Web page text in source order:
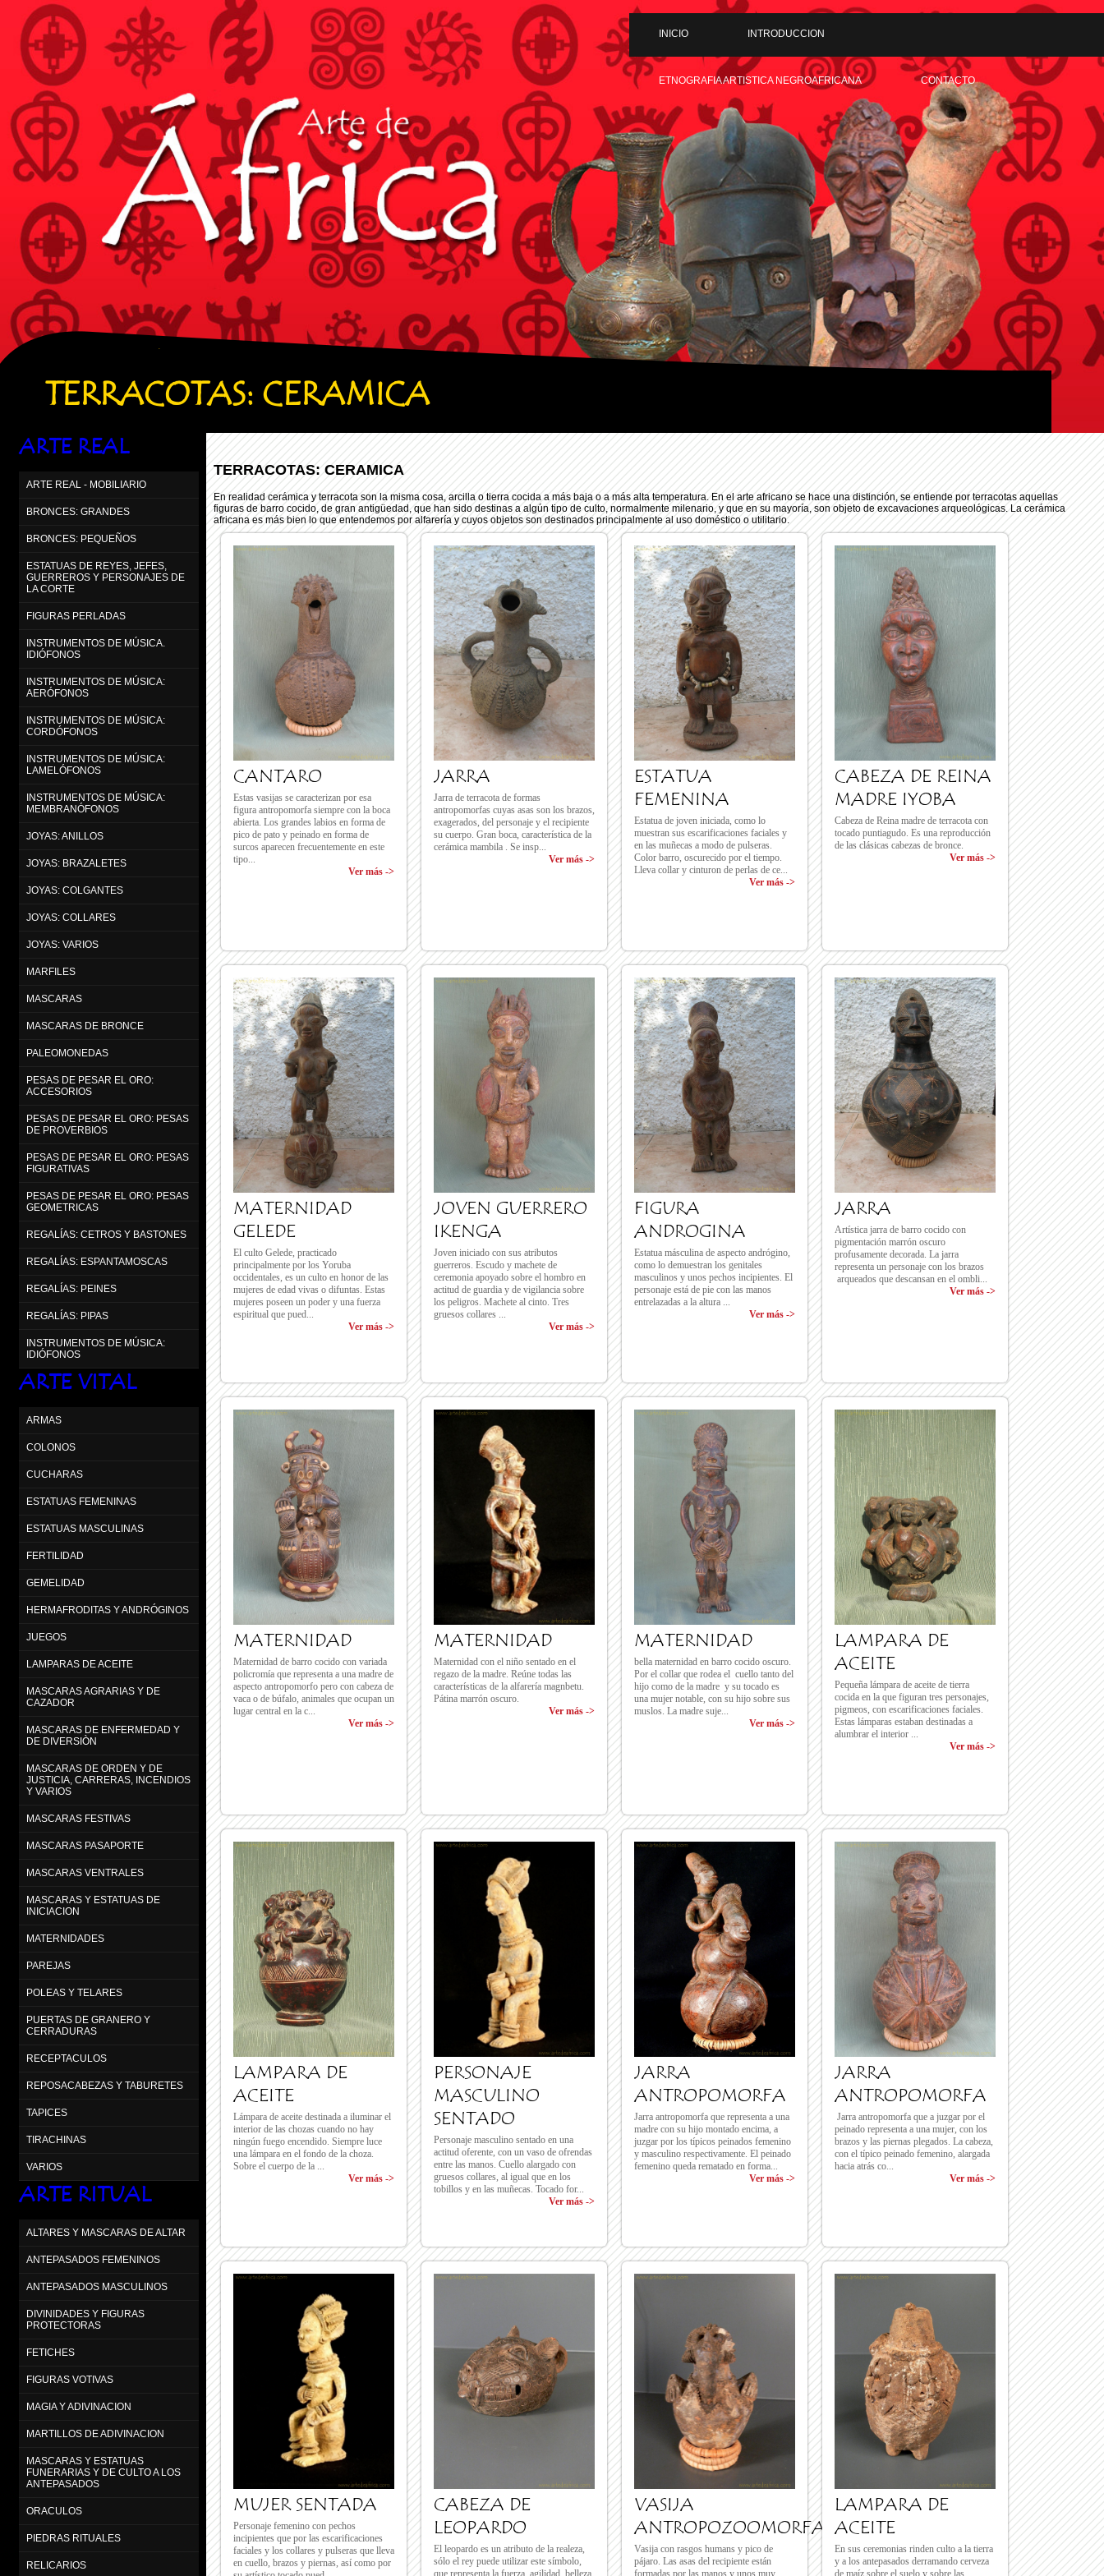
INICIO INTRODUCCION
ETNOGRAFIA ARTISTICA NEGROAFRICANA CONTACTO
TERRACOTAS: CERAMICA
TERRACOTAS: CERAMICA
En realidad cerámica y terracota son la misma cosa, arcilla o tierra cocida a más baja o a más alta temperatura. En el arte africano se hace una distinción, se entiende por terracotas aquellas
figuras de barro cocido, de gran antigüedad, que han sido destinas a algún tipo de culto, normalmente milenario, y que en su mayoría, son objeto de excavaciones arqueológicas. La cerámica
africana es más bien lo que entendemos por alfarería y cuyos objetos son destinados principalmente al uso doméstico o utilitario.
CANTARO
Estas vasijas se caracterizan por esa
figura antropomorfa siempre con la boca
abierta. Los grandes labios en forma de
pico de pato y peinado en forma de
surcos aparecen frecuentemente en este
tipo...
Ver más ->
JARRA
Jarra de terracota de formas
antropomorfas cuyas asas son los brazos,
exagerados, del personaje y el recipiente
su cuerpo. Gran boca, característica de la
cerámica mambila . Se insp...
Ver más ->
ESTATUA
FEMENINA
Estatua de joven iniciada, como lo
muestran sus escarificaciones faciales y
en las muñecas a modo de pulseras.
Color barro, oscurecido por el tiempo.
Lleva collar y cinturon de perlas de ce...
Ver más ->
CABEZA DE REINA
MADRE IYOBA
Cabeza de Reina madre de terracota con
tocado puntiagudo. Es una reproducción
de las clásicas cabezas de bronce.
Ver más ->
MATERNIDAD
GELEDE
El culto Gelede, practicado
principalmente por los Yoruba
occidentales, es un culto en honor de las
mujeres de edad vivas o difuntas. Estas
mujeres poseen un poder y una fuerza
espiritual que pued...
Ver más ->
JOVEN GUERRERO
IKENGA
Joven iniciado con sus atributos
guerreros. Escudo y machete de
ceremonia apoyado sobre el hombro en
actitud de guardia y de vigilancia sobre
los peligros. Machete al cinto. Tres
gruesos collares ...
Ver más ->
FIGURA
ANDROGINA
Estatua másculina de aspecto andrógino,
como lo demuestran los genitales
masculinos y unos pechos incipientes. El
personaje está de pie con las manos
entrelazadas a la altura ...
Ver más ->
JARRA
Artística jarra de barro cocido con
pigmentación marrón oscuro
profusamente decorada. La jarra
representa un personaje con los brazos
arqueados que descansan en el ombli...
Ver más ->
MATERNIDAD
Maternidad de barro cocido con variada
policromía que representa a una madre de
aspecto antropomorfo pero con cabeza de
vaca o de búfalo, animales que ocupan un
lugar central en la c...
Ver más ->
MATERNIDAD
Maternidad con el niño sentado en el
regazo de la madre. Reúne todas las
características de la alfarería magnbetu.
Pátina marrón oscuro.
Ver más ->
MATERNIDAD
bella maternidad en barro cocido oscuro.
Por el collar que rodea el cuello tanto del
hijo como de la madre y su tocado es
una mujer notable, con su hijo sobre sus
muslos. La madre suje...
Ver más ->
LAMPARA DE
ACEITE
Pequeña lámpara de aceite de tierra
cocida en la que figuran tres personajes,
pigmeos, con escarificaciones faciales.
Estas lámparas estaban destinadas a
alumbrar el interior ...
Ver más ->
LAMPARA DE
ACEITE
Lámpara de aceite destinada a iluminar el
interior de las chozas cuando no hay
ningún fuego encendido. Siempre luce
una lámpara en el fondo de la choza.
Sobre el cuerpo de la ...
Ver más ->
PERSONAJE
MASCULINO
SENTADO
Personaje masculino sentado en una
actitud oferente, con un vaso de ofrendas
entre las manos. Cuello alargado con
gruesos collares, al igual que en los
tobillos y en las muñecas. Tocado for...
Ver más ->
JARRA
ANTROPOMORFA
Jarra antropomorfa que representa a una
madre con su hijo montado encima, a
juzgar por los típicos peinados femenino
y masculino respectivamente. El peinado
femenino queda rematado en forma...
Ver más ->
JARRA
ANTROPOMORFA
Jarra antropomorfa que a juzgar por el
peinado representa a una mujer, con los
brazos y las piernas plegados. La cabeza,
con el típico peinado femenino, alargada
hacia atrás co...
Ver más ->
MUJER SENTADA
Personaje femenino con pechos
incipientes que por las escarificaciones
faciales y los collares y pulseras que lleva
en cuello, brazos y piernas, así como por
CABEZA DE
LEOPARDO
El leopardo es un atributo de la realeza,
sólo el rey puede utilizar este símbolo,
que representa la fuerza, agilidad, belleza
VASIJA
ANTROPOZOOMORFA
Vasija con rasgos humans y pico de
pájaro. Las asas del recipiente están
formadas por las manos y unos muy
LAMPARA DE
ACEITE
En sus ceremonias rinden culto a la tierra
y a los antepasados derramando cerveza
de maíz sobre el suelo y sobre las
ARTE REAL
ARTE REAL - MOBILIARIO
BRONCES: GRANDES
BRONCES: PEQUEÑOS
ESTATUAS DE REYES, JEFES,
GUERREROS Y PERSONAJES DE
LA CORTE
FIGURAS PERLADAS
INSTRUMENTOS DE MÚSICA.
IDIÓFONOS
INSTRUMENTOS DE MÚSICA:
AERÓFONOS
INSTRUMENTOS DE MÚSICA:
CORDÓFONOS
INSTRUMENTOS DE MÚSICA:
LAMELÓFONOS
INSTRUMENTOS DE MÚSICA:
MEMBRANÓFONOS
JOYAS: ANILLOS
JOYAS: BRAZALETES
JOYAS: COLGANTES
JOYAS: COLLARES
JOYAS: VARIOS
MARFILES
MASCARAS
MASCARAS DE BRONCE
PALEOMONEDAS
PESAS DE PESAR EL ORO:
ACCESORIOS
PESAS DE PESAR EL ORO: PESAS
DE PROVERBIOS
PESAS DE PESAR EL ORO: PESAS
FIGURATIVAS
PESAS DE PESAR EL ORO: PESAS
GEOMETRICAS
REGALÍAS: CETROS Y BASTONES
REGALÍAS: ESPANTAMOSCAS
REGALÍAS: PEINES
REGALÍAS: PIPAS
INSTRUMENTOS DE MÚSICA:
IDIÓFONOS
ARTE VITAL
ARMAS
COLONOS
CUCHARAS
ESTATUAS FEMENINAS
ESTATUAS MASCULINAS
FERTILIDAD
GEMELIDAD
HERMAFRODITAS Y ANDRÓGINOS
JUEGOS
LAMPARAS DE ACEITE
MASCARAS AGRARIAS Y DE
CAZADOR
MASCARAS DE ENFERMEDAD Y
DE DIVERSIÒN
MASCARAS DE ORDEN Y DE
JUSTICIA, CARRERAS, INCENDIOS
Y VARIOS
MASCARAS FESTIVAS
MASCARAS PASAPORTE
MASCARAS VENTRALES
MASCARAS Y ESTATUAS DE
INICIACION
MATERNIDADES
PAREJAS
POLEAS Y TELARES
PUERTAS DE GRANERO Y
CERRADURAS
RECEPTACULOS
REPOSACABEZAS Y TABURETES
TAPICES
TIRACHINAS
VARIOS
ARTE RITUAL
ALTARES Y MASCARAS DE ALTAR
ANTEPASADOS FEMENINOS
ANTEPASADOS MASCULINOS
DIVINIDADES Y FIGURAS
PROTECTORAS
FETICHES
FIGURAS VOTIVAS
MAGIA Y ADIVINACION
MARTILLOS DE ADIVINACION
MASCARAS Y ESTATUAS
FUNERARIAS Y DE CULTO A LOS
ANTEPASADOS
ORACULOS
PIEDRAS RITUALES
RELICARIOS